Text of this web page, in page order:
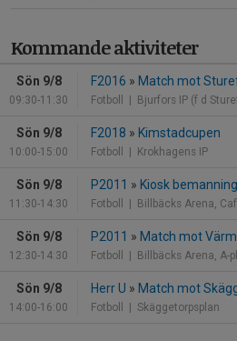
Kommande aktiviteter
Sön 9/8
09:30-11:30
F2016 » Match mot
Fotboll | Bjurfors IP (f d
Sön 9/8
10:00-15:00
F2018 » Kimstadcupen
Fotboll | Krokhagens IP
Sön 9/8
11:30-14:30
P2011 » Kiosk bemanning
Fotboll | Billbäcks Arena,
Sön 9/8
12:30-14:30
P2011 » Match mot
Fotboll | Billbäcks Arena, A-
Sön 9/8
14:00-16:00
Herr U » Match mot
Fotboll | Skäggetorpsplan